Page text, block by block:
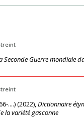
Seconde Guerre mondiale
....)(2022),Dictionnaire
la variété gasconne